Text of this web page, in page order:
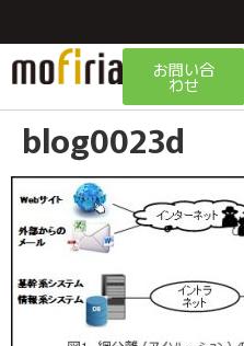
お問い合
わせ
blog0023d